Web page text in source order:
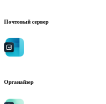
Почтовый сервер
Органайзер